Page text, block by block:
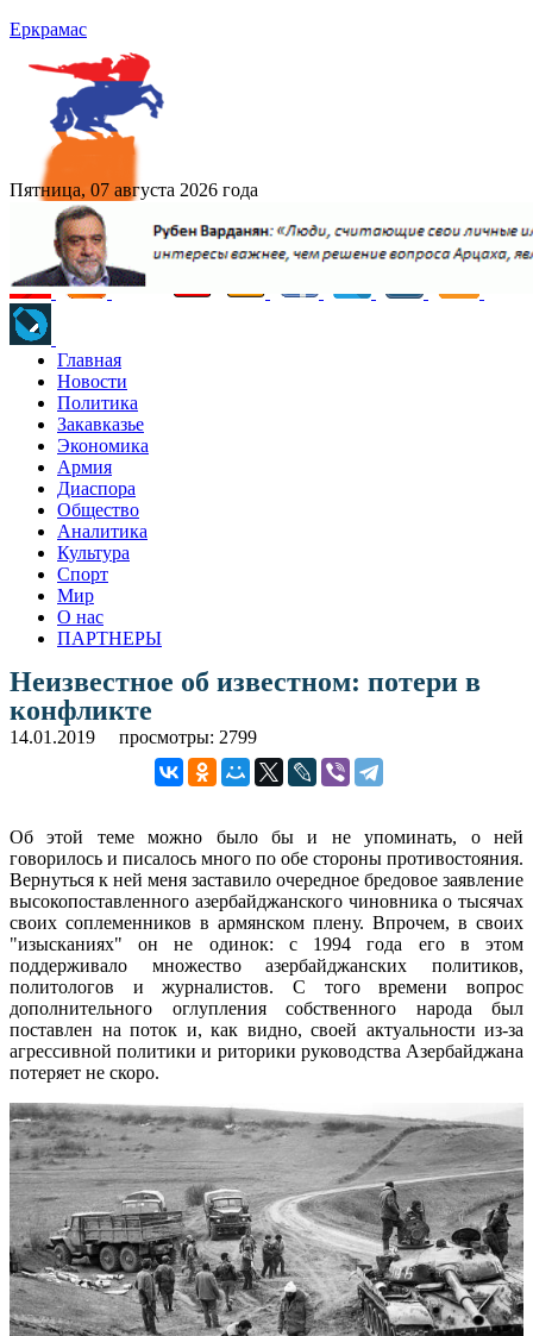
Еркрамас
Пятница, 07 августа 2026 года
Главная
Новости
Политика
Закавказье
Экономика
Армия
Диаспора
Общество
Аналитика
Культура
Спорт
Мир
О нас
ПАРТНЕРЫ
Неизвестное об известном: потери в
конфликте
14.01.2019 просмотры: 2799
Об этой теме можно было бы и не упоминать, о ней
говорилось и писалось много по обе стороны противостояния.
Вернуться к ней меня заставило очередное бредовое заявление
высокопоставленного азербайджанского чиновника о тысячах
своих соплеменников в армянском плену. Впрочем, в своих
"изысканиях" он не одинок: с 1994 года его в этом
поддерживало множество азербайджанских политиков,
политологов и журналистов. С того времени вопрос
дополнительного оглупления собственного народа был
поставлен на поток и, как видно, своей актуальности из-за
агрессивной политики и риторики руководства Азербайджана
потеряет не скоро.